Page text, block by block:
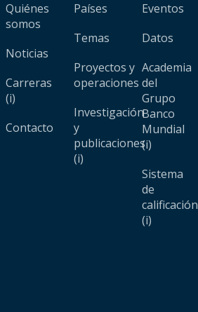
Quiénes
somos
Noticias
Carreras
(i)
Contacto
Países
Temas
Proyectos y
operaciones
Investigación
y
publicaciones
(i)
Eventos
Datos
Academia
del
Grupo
Banco
Mundial
(i)
Sistema
de
calificación
(i)